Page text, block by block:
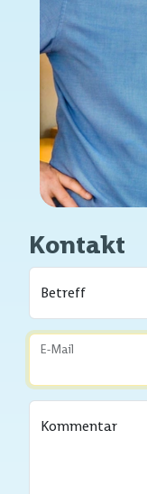
Kontakt
Betreff
E-Mail
Kommentar